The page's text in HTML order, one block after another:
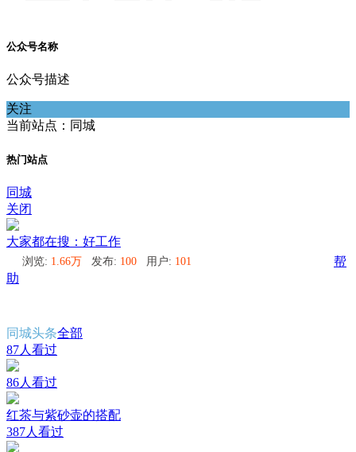
公众号名称
公众号描述
关注
当前站点：同城
热门站点
同城
关闭
大家都在搜：好工作
浏览: 1.66万 发布: 100 用户: 101
帮
助
同城头条全部
87人看过
86人看过
红茶与紫砂壶的搭配
387人看过